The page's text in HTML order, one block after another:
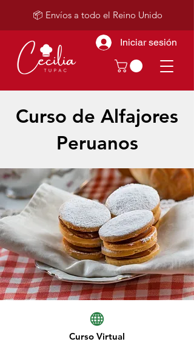
Iniciar sesión
📦 Envíos a todo el Reino Unido
Curso de Alfajores
Peruanos
Curso Virtual